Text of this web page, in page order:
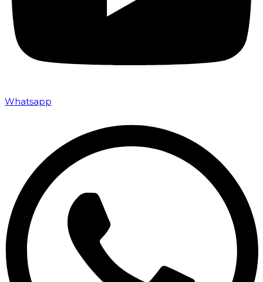
Whatsapp